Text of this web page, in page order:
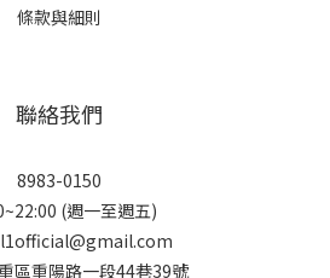
條款與細則
聯絡我們
8983-0150
(週一至週五)
區重陽路一段44巷39號